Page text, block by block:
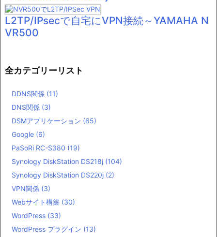
L2TP/IPsecで自宅にVPN接続～YAMAHA N
VR500
全カテゴリーリスト
DDNS関係 (11)
DNS関係 (3)
DSMアプリケーション (65)
Google (6)
PaSoRi RC-S380 (19)
Synology DiskStation DS218j (104)
Synology DiskStation DS220j (2)
VPN関係 (3)
Webサイト構築 (30)
WordPress (33)
WordPress プラグイン (13)